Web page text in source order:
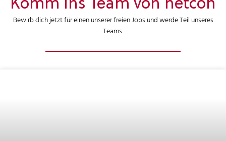
Komm ins Team von netcon
Bewirb dich jetzt für einen unserer freien Jobs und werde Teil unseres
Teams.